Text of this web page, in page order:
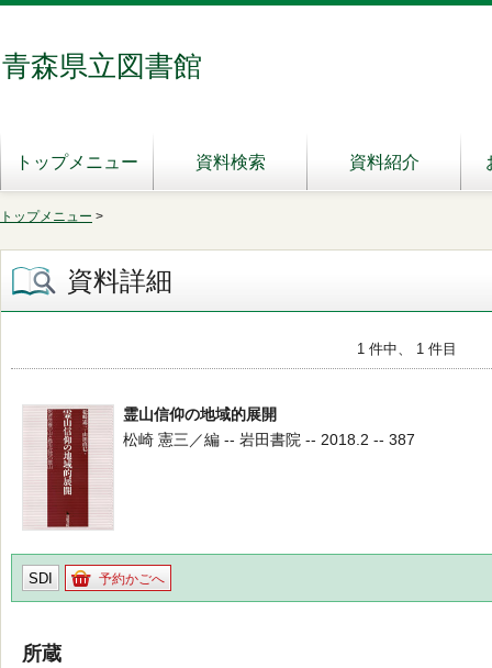
青森県立図書館
トップメニュー 資料検索 資料紹介
トップメニュー >
資料詳細
1 件中、 1 件目
霊山信仰の地域的展開
松崎 憲三／編 -- 岩田書院 -- 2018.2 -- 387
SDI 予約かごへ
所蔵